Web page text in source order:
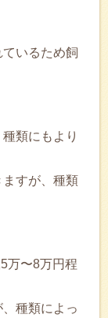
いるため飼
類にもより
すが、種類
万〜8万円程
種類によっ